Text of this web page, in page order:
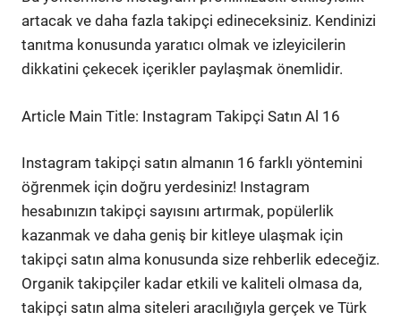
artacak ve daha fazla takipçi edineceksiniz. Kendinizi
tanıtma konusunda yaratıcı olmak ve izleyicilerin
dikkatini çekecek içerikler paylaşmak önemlidir.
Article Main Title: Instagram Takipçi Satın Al 16
Instagram takipçi satın almanın 16 farklı yöntemini
öğrenmek için doğru yerdesiniz! Instagram
hesabınızın takipçi sayısını artırmak, popülerlik
kazanmak ve daha geniş bir kitleye ulaşmak için
takipçi satın alma konusunda size rehberlik edeceğiz.
Organik takipçiler kadar etkili ve kaliteli olmasa da,
takipçi satın alma siteleri aracılığıyla gerçek ve Türk